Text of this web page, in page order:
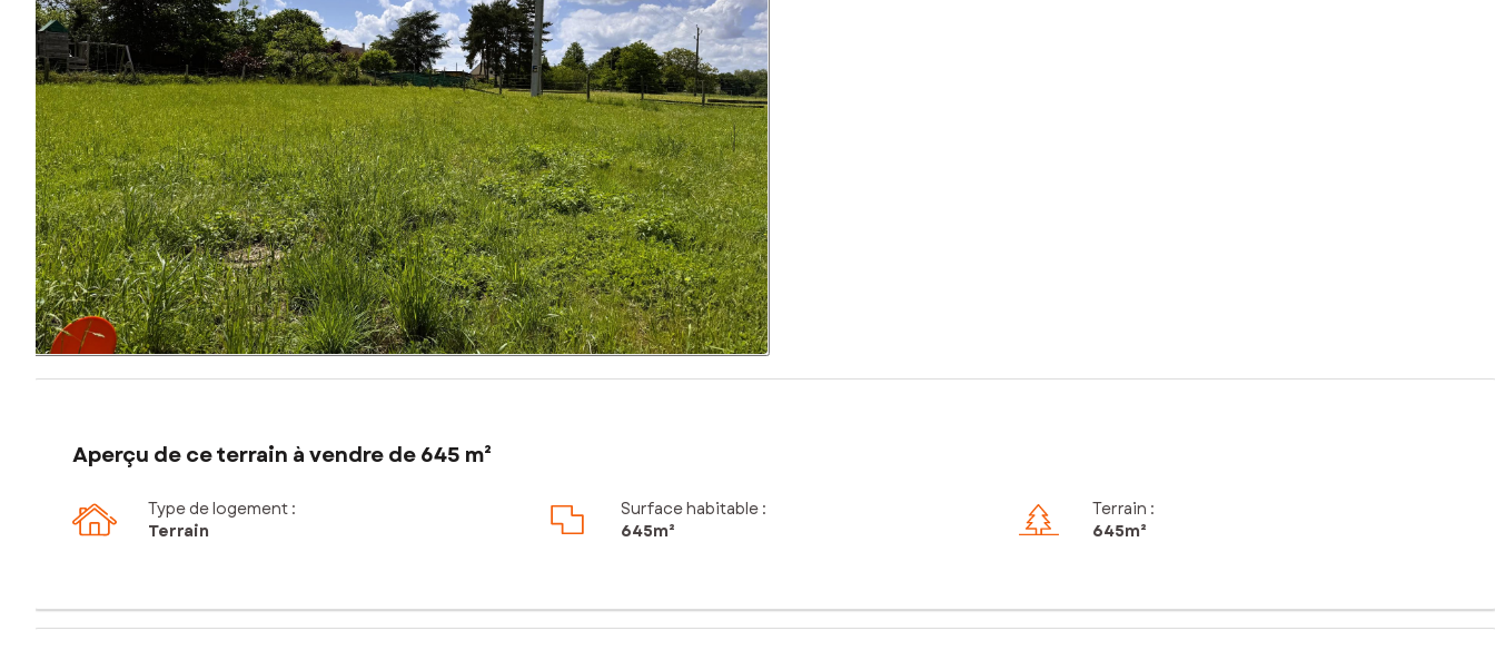
Aperçu de ce terrain à vendre de 645 m²
Type de logement :
Terrain
Surface habitable :
645m²
Terrain :
645m²